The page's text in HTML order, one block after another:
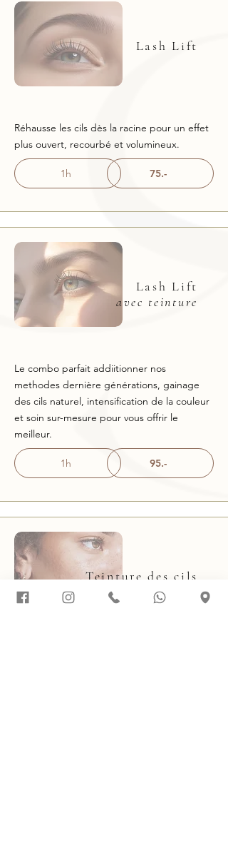
Lash Lift
Réhausse les cils dès la racine pour un effet
plus ouvert, recourbé et volumineux.
1h 75.-
Lash Lift
avec teinture
Le combo parfait addiitionner nos
methodes dernière générations, gainage
des cils naturel, intensification de la couleur
et soin sur-mesure pour vous offrir le
meilleur.
1h 95.-
Teinture des cils